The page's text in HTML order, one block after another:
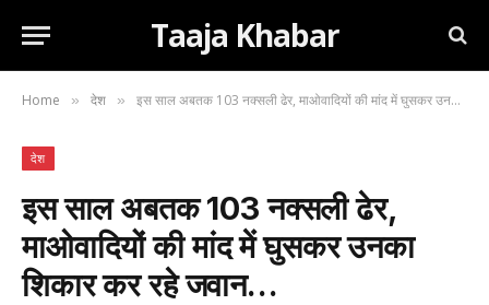
Taaja Khabar
Home » देश » इस साल अबतक 103 नक्सली ढेर, माओवादियों की मांद में घुसकर उनका शिकार कर रहे जवान…
देश
इस साल अबतक 103 नक्सली ढेर,
माओवादियों की मांद में घुसकर उनका
शिकार कर रहे जवान…